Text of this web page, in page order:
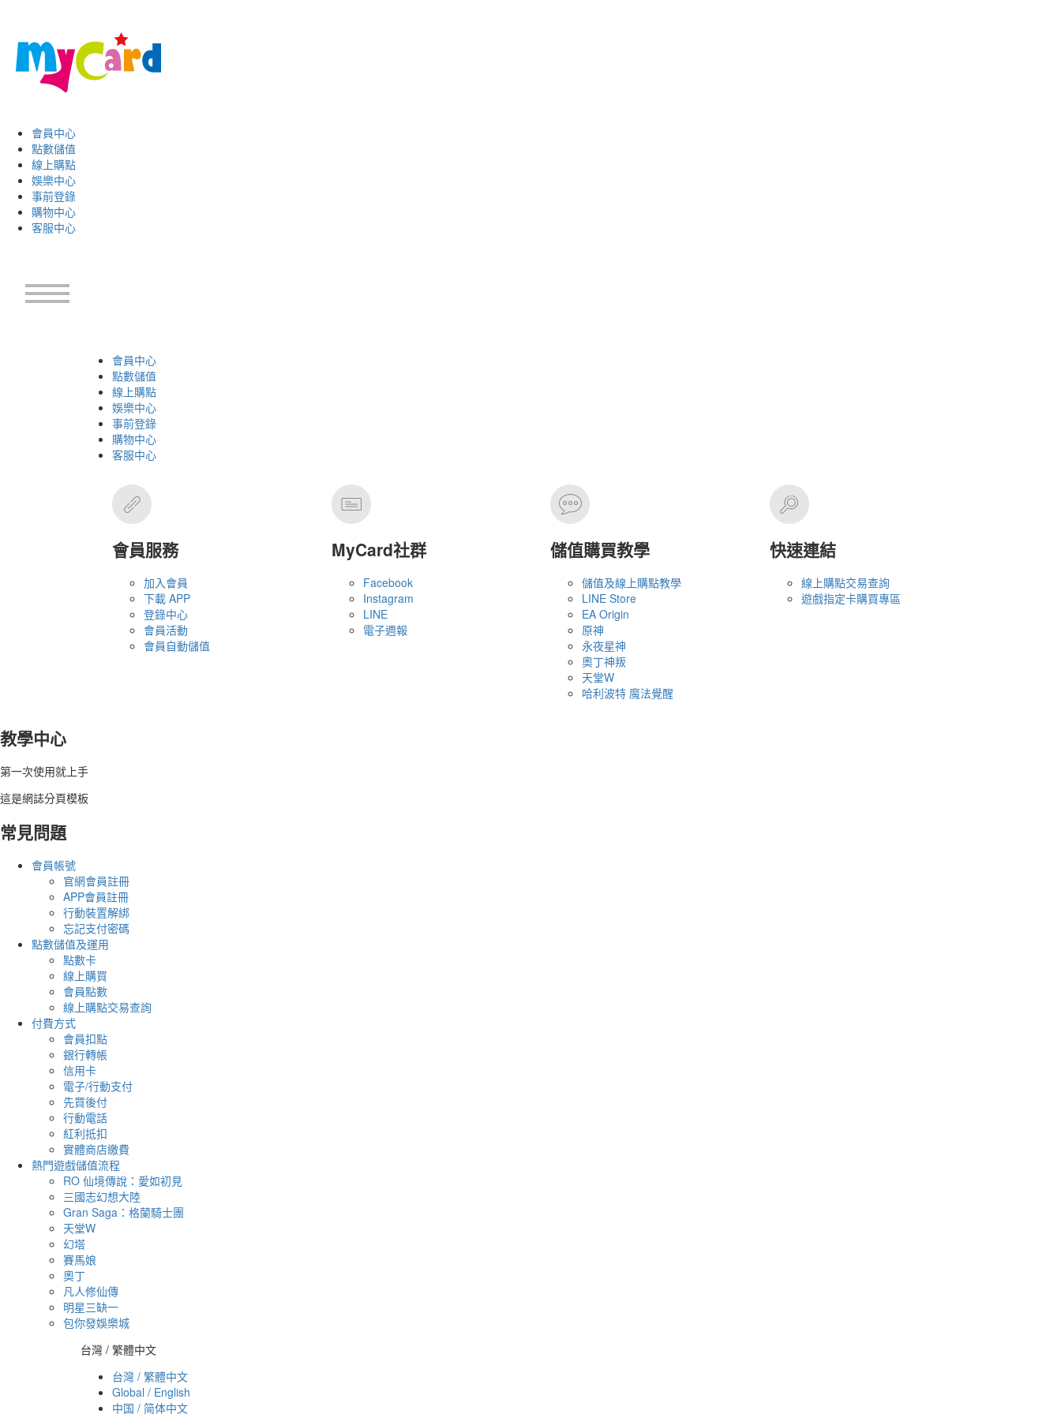
會員中心
點數儲值
線上購點
娛樂中心
事前登錄
購物中心
客服中心
會員中心
點數儲值
線上購點
娛樂中心
事前登錄
購物中心
客服中心
會員服務
加入會員
下載 APP
登錄中心
會員活動
會員自動儲值
MyCard社群
Facebook
Instagram
LINE
電子週報
儲值購買教學
儲值及線上購點教學
LINE Store
EA Origin
原神
永夜星神
奧丁神叛
天堂W
哈利波特 魔法覺醒
快速連結
線上購點交易查詢
遊戲指定卡購買專區
教學中心
第一次使用就上手
這是網誌分頁模板
常見問題
會員帳號
官網會員註冊
APP會員註冊
行動裝置解綁
忘記支付密碼
點數儲值及運用
點數卡
線上購買
會員點數
線上購點交易查詢
付費方式
會員扣點
銀行轉帳
信用卡
電子/行動支付
先買後付
行動電話
紅利抵扣
實體商店繳費
熱門遊戲儲值流程
RO 仙境傳說：愛如初見
三國志幻想大陸
Gran Saga：格蘭騎士團
天堂W
幻塔
賽馬娘
奧丁
凡人修仙傳
明星三缺一
包你發娛樂城
台灣 / 繁體中文
台灣 / 繁體中文
Global / English
中国 / 简体中文